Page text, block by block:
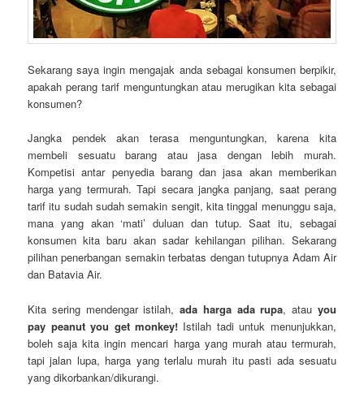
Sekarang saya ingin mengajak anda sebagai konsumen berpikir,
apakah perang tarif menguntungkan atau merugikan kita sebagai
konsumen?
Jangka pendek akan terasa menguntungkan, karena kita
membeli sesuatu barang atau jasa dengan lebih murah.
Kompetisi antar penyedia barang dan jasa akan memberikan
harga yang termurah. Tapi secara jangka panjang, saat perang
tarif itu sudah sudah semakin sengit, kita tinggal menunggu saja,
mana yang akan ‘mati’ duluan dan tutup. Saat itu, sebagai
konsumen kita baru akan sadar kehilangan pilihan. Sekarang
pilihan penerbangan semakin terbatas dengan tutupnya Adam Air
dan Batavia Air.
Kita sering mendengar istilah,ada harga ada rupa, atau you
pay peanut you get monkey! Istilah tadi untuk menunjukkan,
boleh saja kita ingin mencari harga yang murah atau termurah,
tapi jalan lupa, harga yang terlalu murah itu pasti ada sesuatu
yang dikorbankan/dikurangi.